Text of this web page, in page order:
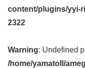
content/plugins/yyi-
2322
Warning: Undefined
/home/yamatoll/